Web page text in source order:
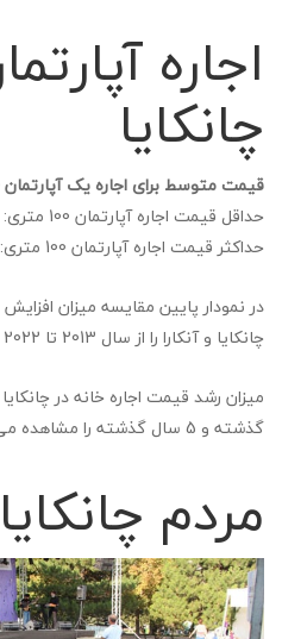
اجاره
چانکایا
قیمت متوسط برای اجاره یک آپارتمان 100 متری: 2 هزارو 75 لیر
حداقل قیمت اجاره آپارتمان 100 متری: 1 هزارو 560 لیر
حداکثر قیمت اجاره آپارتمان 100 متری: 2 هزار 595 لیر
در نمودار پایین مقایسه میزان
چانکایا و آنکارا را از سال 2013 تا 2022 را مشاهده می کنید.
گذشته و 5 سال گذشته را مشاهده می کنید.
مردم چانکایا